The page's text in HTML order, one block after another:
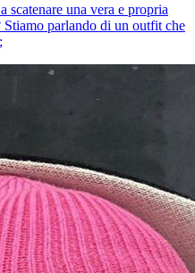
scatenare una vera e propria
parlando di un outfit che